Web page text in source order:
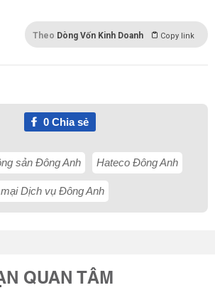
Theo Dòng Vốn Kinh Doanh Copy link
0Chia sẻ
sản Đông Anh Hateco Đông Anh
Dịch vụ Đông Anh
QUAN TÂM